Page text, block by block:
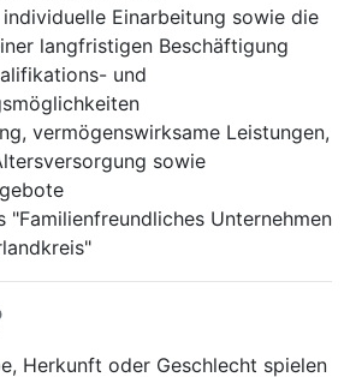
Einarbeitung sowie die
langfristigen Beschäftigung
und
vermögenswirksame Leistungen,
sowie
Unternehmen
Herkunft oder Geschlecht spielen